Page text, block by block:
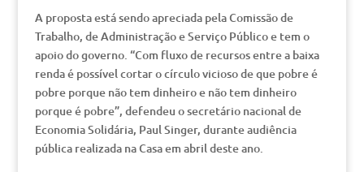
A proposta está sendo apreciada pela Comissão de
Trabalho, de Administração e Serviço Público e tem o
apoio do governo. “Com fluxo de recursos entre a baixa
renda é possível cortar o círculo vicioso de que pobre é
pobre porque não tem dinheiro e não tem dinheiro
porque é pobre”, defendeu o secretário nacional de
Economia Solidária, Paul Singer, durante audiência
pública realizada na Casa em abril deste ano.